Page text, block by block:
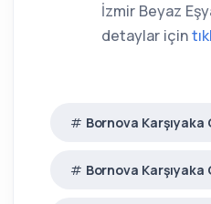
İzmir Beyaz
detaylar için
Bornova
Bornova